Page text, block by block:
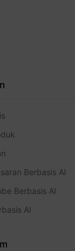
Berbasis AI
Berbasis AI
AI